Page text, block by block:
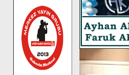
7:39
4:58